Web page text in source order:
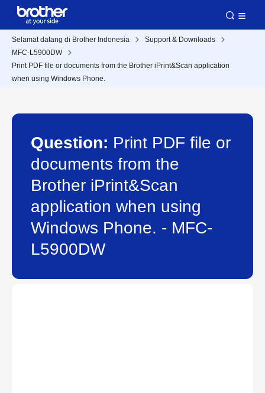
Selamat datang di Brother Indonesia
Support & Downloads
MFC-L5900DW
Print PDF file or documents from the Brother iPrint&Scan application
when using Windows Phone.
Question: Print PDF file or
documents from the
Brother iPrint&Scan
application when using
Windows Phone. - MFC-
L5900DW